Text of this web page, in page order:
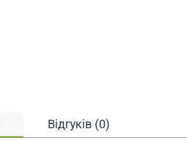
Відгуків (0)